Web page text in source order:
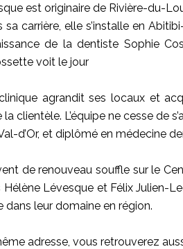
est originaire de Rivière-du-
carrière, elle s’installe en
de la dentiste Sophie
voit le jour
agrandit ses locaux et
clientèle. L’équipe ne cesse de
d’Or, et diplômé en médecine
de renouveau souffle sur le
Lévesque et Félix Julien-
dans leur domaine en région.
adresse, vous retrouverez